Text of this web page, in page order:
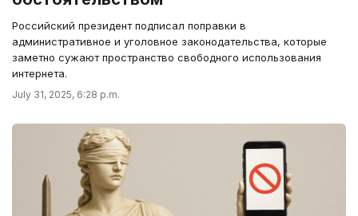
Российский президент подписал поправки в
административное и уголовное законодательства, которые
заметно сужают пространство свободного использования
интернета.
July 31, 2025, 6:28 p.m.